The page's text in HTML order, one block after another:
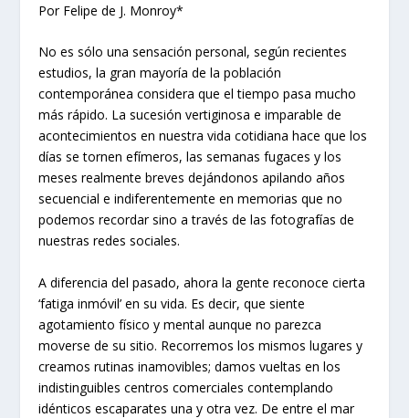
Por Felipe de J. Monroy*
No es sólo una sensación personal, según recientes
estudios, la gran mayoría de la población
contemporánea considera que el tiempo pasa mucho
más rápido. La sucesión vertiginosa e imparable de
acontecimientos en nuestra vida cotidiana hace que los
días se tornen efímeros, las semanas fugaces y los
meses realmente breves dejándonos apilando años
secuencial e indiferentemente en memorias que no
podemos recordar sino a través de las fotografías de
nuestras redes sociales.
A diferencia del pasado, ahora la gente reconoce cierta
‘fatiga inmóvil’ en su vida. Es decir, que siente
agotamiento físico y mental aunque no parezca
moverse de su sitio. Recorremos los mismos lugares y
creamos rutinas inamovibles; damos vueltas en los
indistinguibles centros comerciales contemplando
idénticos escaparates una y otra vez. De entre el mar